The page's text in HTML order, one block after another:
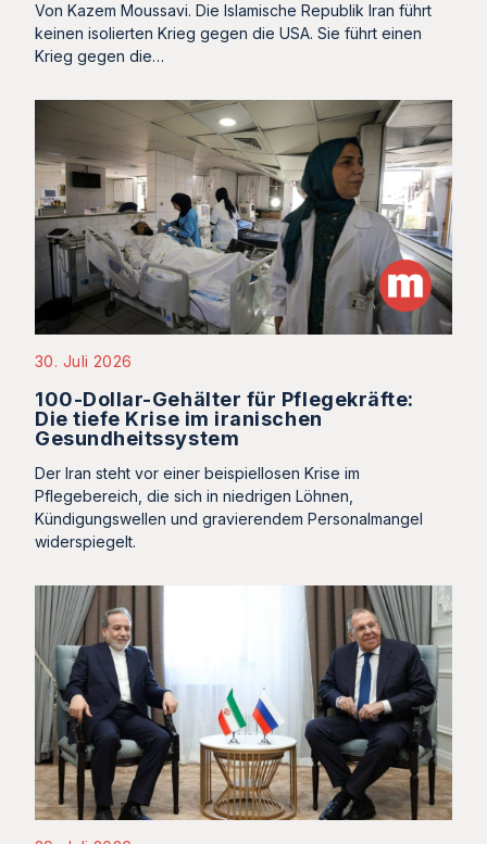
Von Kazem Moussavi. Die Islamische Republik Iran führt
keinen isolierten Krieg gegen die USA. Sie führt einen
Krieg gegen die…
30. Juli 2026
100-Dollar-Gehälter für Pflegekräfte:
Die tiefe Krise im iranischen
Gesundheitssystem
Der Iran steht vor einer beispiellosen Krise im
Pflegebereich, die sich in niedrigen Löhnen,
Kündigungswellen und gravierendem Personalmangel
widerspiegelt.